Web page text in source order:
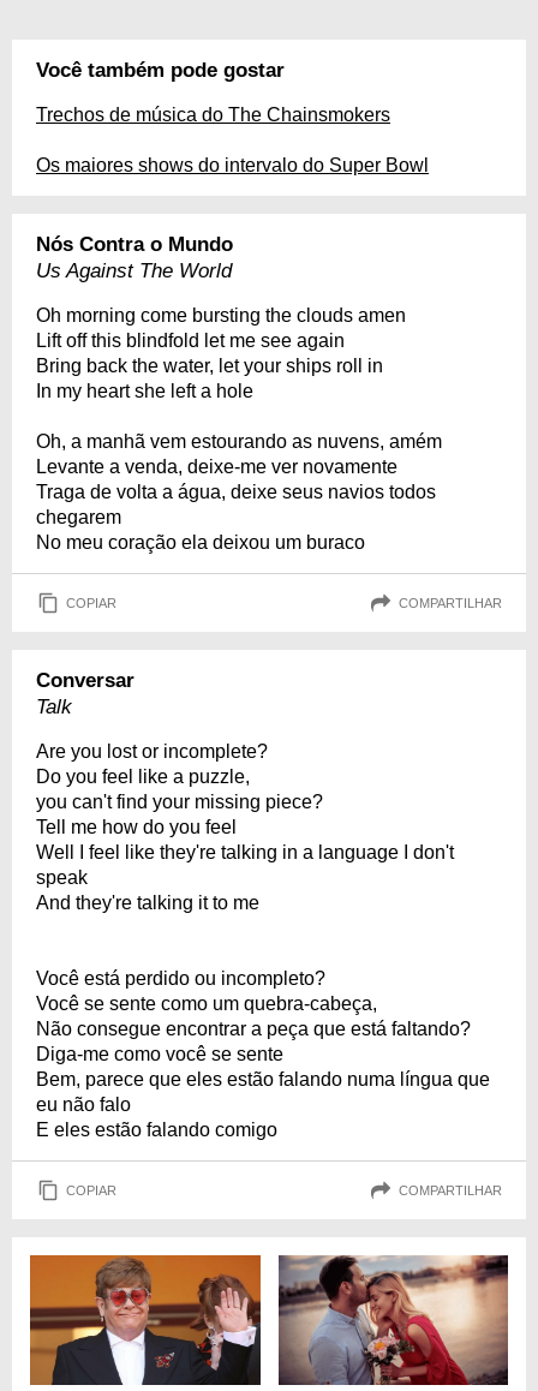
Você também pode gostar
Trechos de música do The Chainsmokers
Os maiores shows do intervalo do Super Bowl
Nós Contra o Mundo
Us Against The World
Oh morning come bursting the clouds amen
Lift off this blindfold let me see again
Bring back the water, let your ships roll in
In my heart she left a hole
Oh, a manhã vem estourando as nuvens, amém
Levante a venda, deixe-me ver novamente
Traga de volta a água, deixe seus navios todos
chegarem
No meu coração ela deixou um buraco
COPIAR COMPARTILHAR
Conversar
Talk
Are you lost or incomplete?
Do you feel like a puzzle,
you can't find your missing piece?
Tell me how do you feel
Well I feel like they're talking in a language I don't
speak
And they're talking it to me
Você está perdido ou incompleto?
Você se sente como um quebra-cabeça,
Não consegue encontrar a peça que está faltando?
Diga-me como você se sente
Bem, parece que eles estão falando numa língua que
eu não falo
E eles estão falando comigo
COPIAR COMPARTILHAR